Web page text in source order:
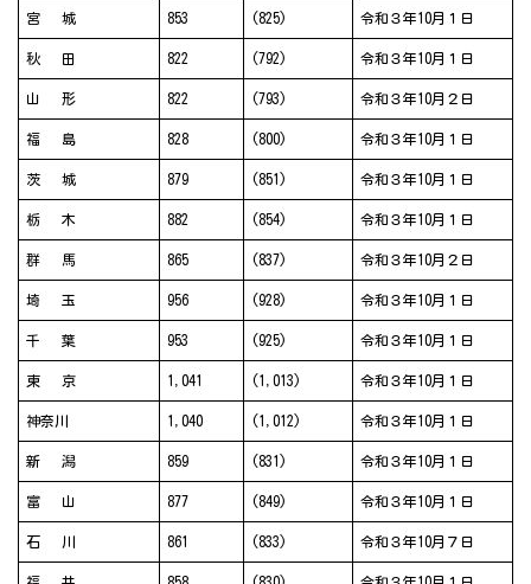
宮 城 853 (825) 令和３年10月１日
秋 田 822 (792) 令和３年10月１日
山 形 822 (793) 令和３年10月２日
福 島 828 (800) 令和３年10月１日
茨 城 879 (851) 令和３年10月１日
栃 木 882 (854) 令和３年10月１日
群 馬 865 (837) 令和３年10月２日
埼 玉 956 (928) 令和３年10月１日
千 葉 953 (925) 令和３年10月１日
東 京 1,041 (1,013) 令和３年10月１日
神奈川 1,040 (1,012) 令和３年10月１日
新 潟 859 (831) 令和３年10月１日
富 山 877 (849) 令和３年10月１日
石 川 861 (833) 令和３年10月７日